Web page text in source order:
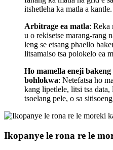
itshetleha ka matla a kantle.
Arbitrage ea matla: Reka
u o rekisetse marang-rang
leng se etsang phaello
litsamaiso tsa polokelo ea
Ho mamella eneji
bohlokwa: Netefatsa ho
kang lipetlele, litsi tsa
tsoelang pele, o sa
Ikopanye le rona re le